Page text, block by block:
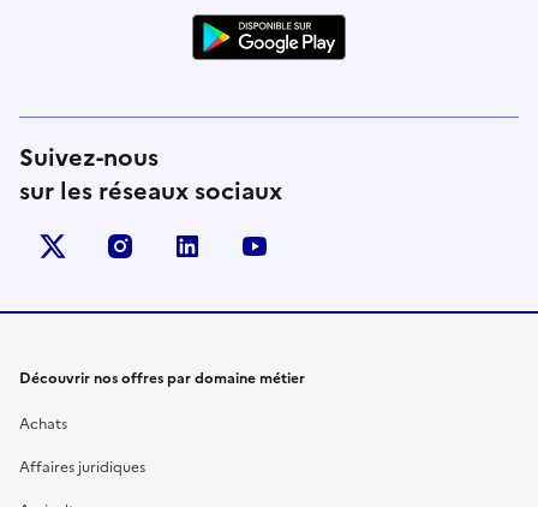
Suivez-nous
sur les réseaux sociaux
X (anciennement Twitter)
instagramlinkedin
Découvrir nos offres par domaine métier
Achats
Affaires juridiques